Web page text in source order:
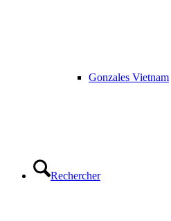
Gonzales Vietnam
Rechercher